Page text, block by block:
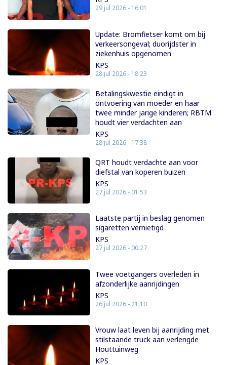
29 jul 2026 - 16:01
Update: Bromfietser komt om bij
verkeersongeval; duorijdster in
ziekenhuis opgenomen
KPS
28 jul 2026 - 18:23
Betalingskwestie eindigt in
ontvoering van moeder en haar
twee minder jarige kinderen; RBTM
houdt vier verdachten aan
KPS
28 jul 2026 - 17:38
QRT houdt verdachte aan voor
diefstal van koperen buizen
KPS
27 jul 2026 - 01:53
Laatste partij in beslag genomen
sigaretten vernietigd
KPS
27 jul 2026 - 00:27
Twee voetgangers overleden in
afzonderlijke aanrijdingen
KPS
26 jul 2026 - 21:10
Vrouw laat leven bij aanrijding met
stilstaande truck aan verlengde
Houttuinweg
KPS